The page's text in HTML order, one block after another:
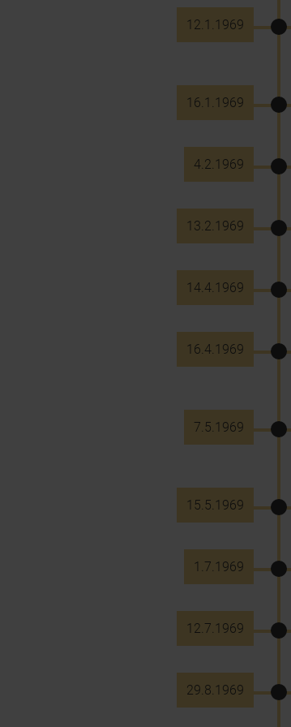
12.1.1969
16.1.1969
4.2.1969
13.2.1969
14.4.1969
16.4.1969
7.5.1969
15.5.1969
1.7.1969
12.7.1969
29.8.1969